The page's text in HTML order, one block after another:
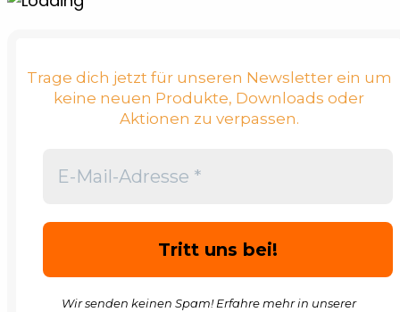
Trage dich jetzt für unseren Newsletter ein um
keine neuen Produkte, Downloads oder
Aktionen zu verpassen.
Wir senden keinen Spam! Erfahre mehr in unserer